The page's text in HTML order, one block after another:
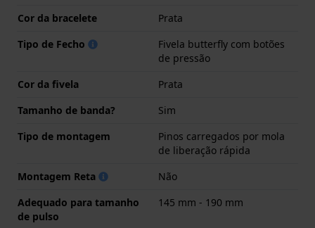
Cor da bracelete
Prata
Tipo de Fecho
Fivela butterfly com botões
de pressão
Cor da fivela
Prata
Tamanho de banda?
Sim
Tipo de montagem
Pinos carregados por mola
de liberação rápida
Montagem Reta
Não
Adequado para tamanho
de pulso
145 mm - 190 mm